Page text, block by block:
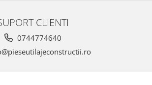
CLIENTI
0744774640